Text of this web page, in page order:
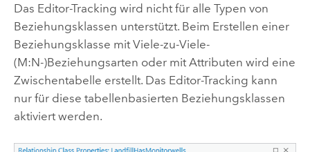
Das Editor-Tracking wird nicht für alle Typen von
Beziehungsklassen unterstützt. Beim Erstellen einer
Beziehungsklasse mit Viele-zu-Viele-
(M:N-)Beziehungsarten oder mit Attributen wird eine
Zwischentabelle erstellt. Das Editor-Tracking kann
nur für diese tabellenbasierten Beziehungsklassen
aktiviert werden.